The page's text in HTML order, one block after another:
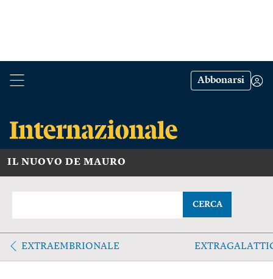
Abbonarsi
IL NUOVO DE MAURO
CERCA
EXTRAEMBRIONALE